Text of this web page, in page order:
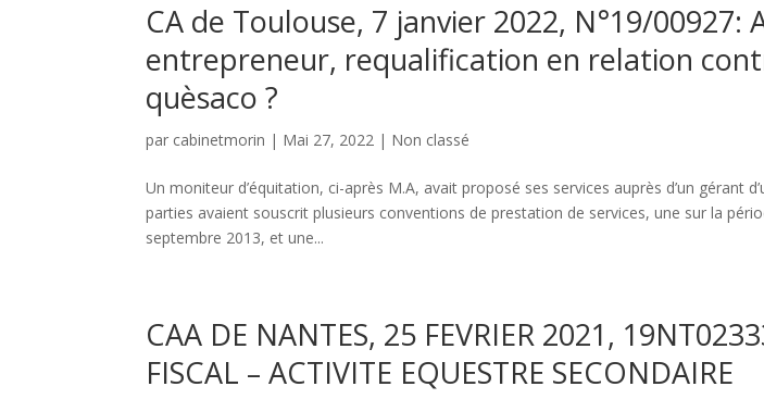
CA de Toulouse, 7 janvier 2022, N°19/00927:
entrepreneur, requalification en relation
quèsaco ?
par cabinetmorin | Mai 27, 2022 | Non classé
Un moniteur d’équitation, ci-après M.A, avait proposé ses services auprès d’un gérant
parties avaient souscrit plusieurs conventions de prestation de services, une sur la
septembre 2013, et une...
CAA DE NANTES, 25 FEVRIER 2021,
FISCAL – ACTIVITE EQUESTRE SECONDAIRE